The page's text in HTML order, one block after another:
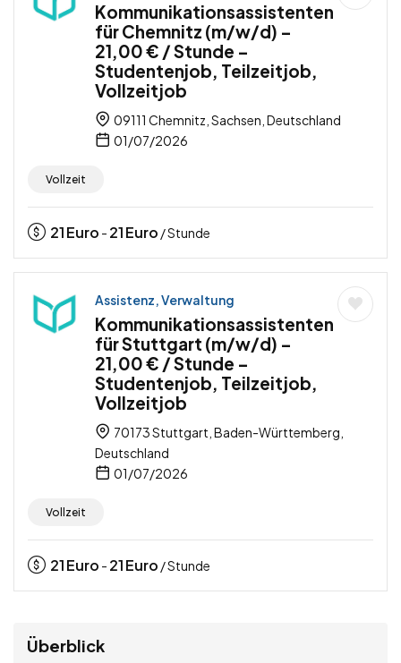
Kommunikationsassistenten
für Chemnitz (m/w/d) –
21,00 € / Stunde –
Studentenjob, Teilzeitjob,
Vollzeitjob
09111 Chemnitz, Sachsen, Deutschland
01/07/2026
Vollzeit
21Euro - 21Euro / Stunde
Assistenz, Verwaltung
Kommunikationsassistenten
für Stuttgart (m/w/d) –
21,00 € / Stunde –
Studentenjob, Teilzeitjob,
Vollzeitjob
70173 Stuttgart, Baden-Württemberg,
Deutschland
01/07/2026
Vollzeit
21Euro - 21Euro / Stunde
Überblick